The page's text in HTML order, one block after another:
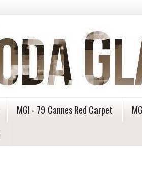
MGI - 79 Cannes Red Carpet